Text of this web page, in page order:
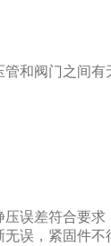
和阀门之间有
误差符合要求
误，紧固件不